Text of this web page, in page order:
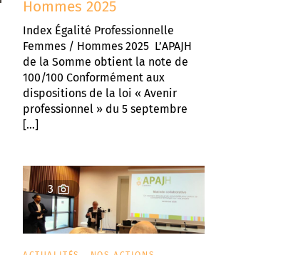
Hommes 2025
Index Égalité Professionnelle
Femmes / Hommes 2025 L’APAJH
de la Somme obtient la note de
100/100 Conformément aux
dispositions de la loi « Avenir
professionnel » du 5 septembre
[…]
3